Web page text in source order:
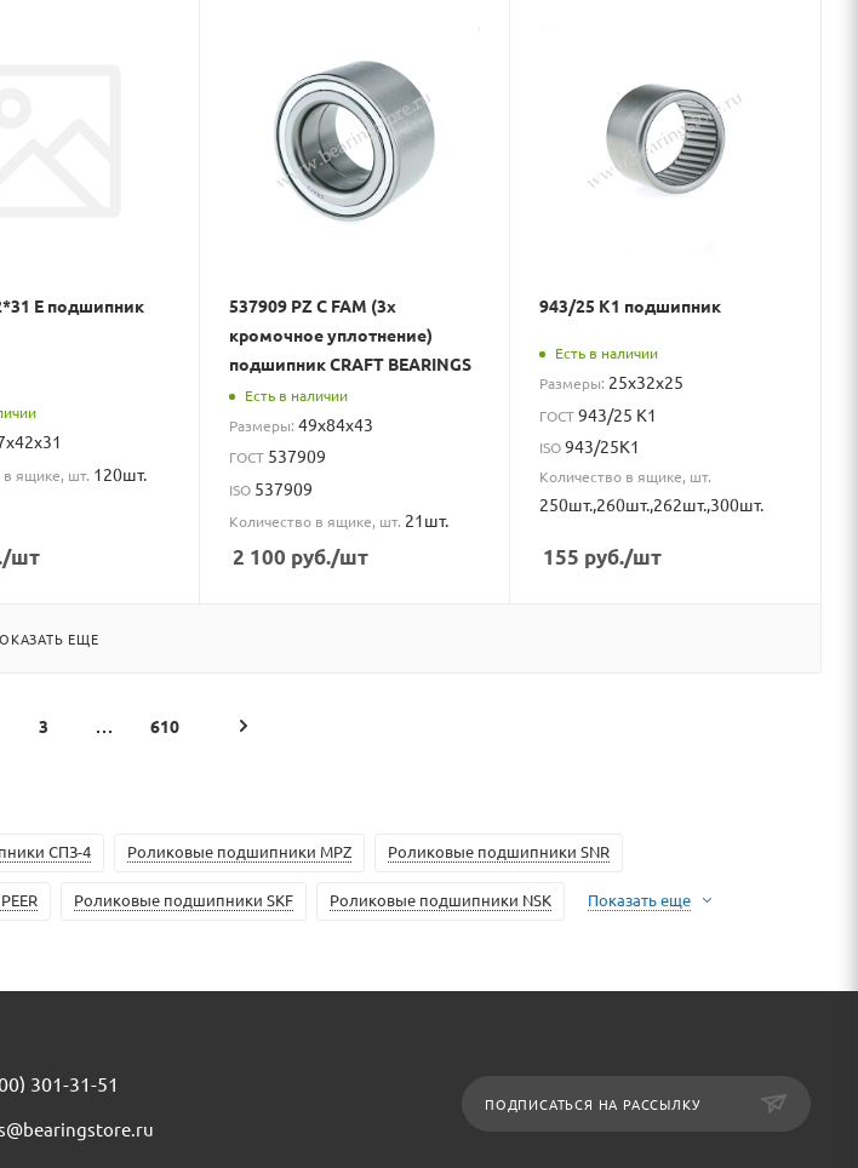
Е подшипник
в ящике, шт. 120шт.
/шт
537909 PZ C FAM (3х
кромочное уплотнение)
подшипник CRAFT BEARINGS
Есть в наличии
Размеры: 49x84x43
ГОСТ 537909
ISO 537909
Количество в ящике, шт. 21шт.
2 100 руб./шт
943/25 К1 подшипник
Есть в наличии
Размеры: 25x32x25
ГОСТ943/25 К1
ISO943/25K1
Количество в ящике, шт.
250шт.,260шт.,262шт.,300шт.
155 руб./шт
ЕЩЕ
3 610
СПЗ-4 Роликовые подшипники MPZ Роликовые подшипники SNR
Роликовые подшипники SKF Роликовые подшипники NSK Показать еще
301-31-51
ПОДПИСАТЬСЯ НА РАССЫЛКУ